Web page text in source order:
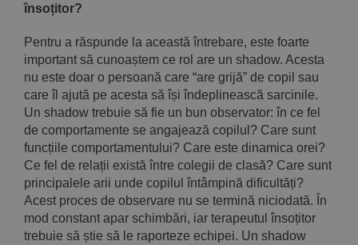
însoțitor?
Pentru a răspunde la această întrebare, este foarte
important să cunoaștem ce rol are un shadow. Acesta
nu este doar o persoană care “are grijă” de copil sau
care îl ajută pe acesta să își îndeplinească sarcinile.
Un shadow trebuie să fie un bun observator: în ce fel
de comportamente se angajează copilul? Care sunt
funcțiile comportamentului? Care este dinamica orei?
Ce fel de relații există între colegii de clasă? Care sunt
principalele arii unde copilul întâmpină dificultăți?
Acest proces de observare nu se termină niciodată. În
mod constant apar schimbări, iar terapeutul însoțitor
trebuie să știe să le raporteze echipei. Un shadow